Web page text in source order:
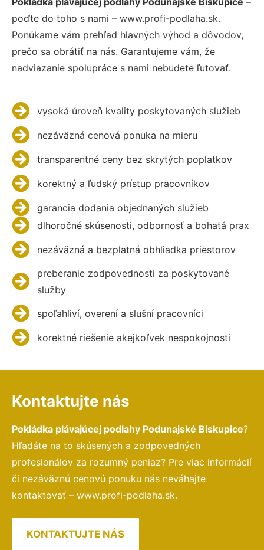
poďte do toho s nami – www.profi-podlaha.sk.
Ponúkame vám prehľad hlavných výhod a dôvodov,
prečo sa obrátiť na nás. Garantujeme vám, že
nadviazanie spolupráce s nami nebudete ľutovať.
vysoká úroveň kvality poskytovaných služieb
nezáväzná cenová ponuka na mieru
transparentné ceny bez skrytých poplatkov
korektný a ľudský prístup pracovníkov
garancia dodania objednaných služieb
dlhoročné skúsenosti, odbornosť a bohatá prax
nezáväzná a bezplatná obhliadka priestorov
preberanie zodpovednosti za poskytované
služby
spoľahliví, overení a slušní pracovníci
korektné riešenie akejkoľvek nespokojnosti
Kontaktujte nás
Pokládka plávajúcej podlahy Podunajské Biskupice?
Hľadáte na to skúsených a zodpovedných
profesionálov za rozumný peniaz? Pre viac informácií
či nezáväznú cenovú ponuku nás neváhajte
kontaktovať – www.profi-podlaha.sk.
KONTAKTUJTE NÁS